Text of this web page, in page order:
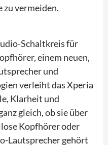
zu vermeiden.
Schaltkreis für
einem neuen,
und
verleiht das Xperia
Klarheit und
gleich, ob sie über
Kopfhörer oder
Lautsprecher gehört